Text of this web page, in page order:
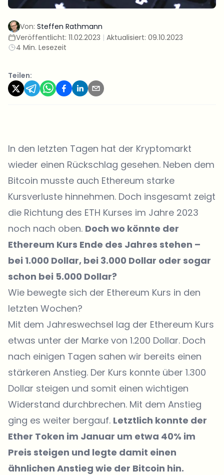
Von: Steffen Rathmann
Veröffentlicht: 11.02.2023 | Aktualisiert: 09.10.2023
4 Min. Lesezeit
Teilen:
In den letzten Tagen hat der Kryptomarkt
wieder einen Rückschlag gesehen. Neben dem
Bitcoin musste auch Ethereum starke
Kursverluste hinnehmen. Doch insgesamt zeigt
die Richtung des ETH Kurses im Jahre 2023
noch nach oben. Doch wo könnte der
Ethereum Kurs Ende des Jahres stehen –
bei 1.000 Dollar, bei 3.000 Dollar oder sogar
schon bei 5.000 Dollar?
Wie bewegte sich der Ethereum Kurs in den
letzten Wochen?
Mit dem Jahreswechsel lag der Ethereum Kurs
etwas unter der Marke von 1.200 Dollar. Doch
nach einigen Tagen sahen wir bereits einen
stärkeren Anstieg. Der Kurs konnte über 1.300
Dollar steigen und somit einen wichtigen
Widerstand durchbrechen. Mit dem Anstieg
ging es weiter bergauf. Letztlich konnte der
Ether Token im Januar um etwa 40% im
Preis steigen und legte damit einen
ähnlichen Anstieg wie der Bitcoin hin.